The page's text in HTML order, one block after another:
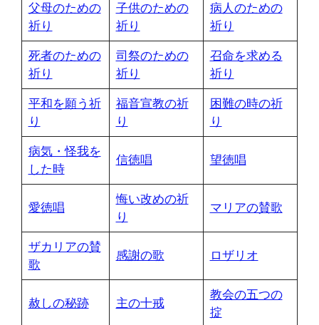
父母のための
祈り
子供のための
祈り
病人のための
祈り
死者のための
祈り
司祭のための
祈り
召命を求める
祈り
平和を願う祈
り
福音宣教の祈
り
困難の時の祈
り
病気・怪我を
した時
信徳唱 望徳唱
愛徳唱
悔い改めの祈
り
マリアの賛歌
ザカリアの賛
歌
感謝の歌 ロザリオ
赦しの秘跡 主の十戒
教会の五つの
掟